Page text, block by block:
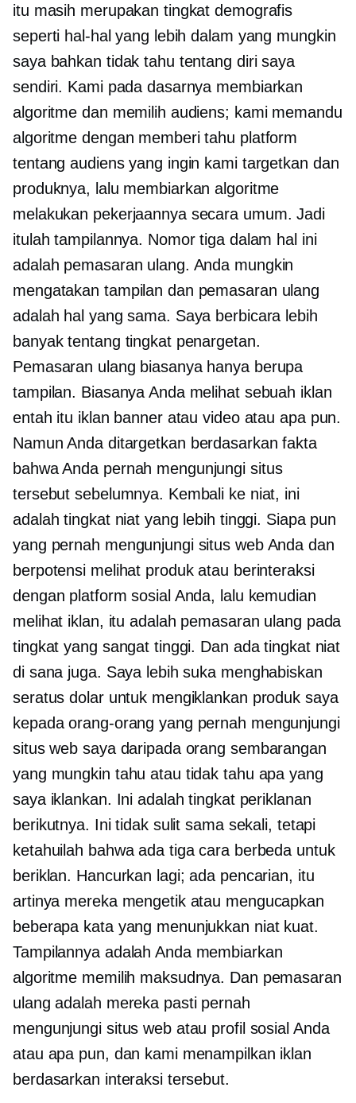
itu masih merupakan tingkat demografis
seperti hal-hal yang lebih dalam yang mungkin
saya bahkan tidak tahu tentang diri saya
sendiri. Kami pada dasarnya membiarkan
algoritme dan memilih audiens; kami memandu
algoritme dengan memberi tahu platform
tentang audiens yang ingin kami targetkan dan
produknya, lalu membiarkan algoritme
melakukan pekerjaannya secara umum. Jadi
itulah tampilannya. Nomor tiga dalam hal ini
adalah pemasaran ulang. Anda mungkin
mengatakan tampilan dan pemasaran ulang
adalah hal yang sama. Saya berbicara lebih
banyak tentang tingkat penargetan.
Pemasaran ulang biasanya hanya berupa
tampilan. Biasanya Anda melihat sebuah iklan
entah itu iklan banner atau video atau apa pun.
Namun Anda ditargetkan berdasarkan fakta
bahwa Anda pernah mengunjungi situs
tersebut sebelumnya. Kembali ke niat, ini
adalah tingkat niat yang lebih tinggi. Siapa pun
yang pernah mengunjungi situs web Anda dan
berpotensi melihat produk atau berinteraksi
dengan platform sosial Anda, lalu kemudian
melihat iklan, itu adalah pemasaran ulang pada
tingkat yang sangat tinggi. Dan ada tingkat niat
di sana juga. Saya lebih suka menghabiskan
seratus dolar untuk mengiklankan produk saya
kepada orang-orang yang pernah mengunjungi
situs web saya daripada orang sembarangan
yang mungkin tahu atau tidak tahu apa yang
saya iklankan. Ini adalah tingkat periklanan
berikutnya. Ini tidak sulit sama sekali, tetapi
ketahuilah bahwa ada tiga cara berbeda untuk
beriklan. Hancurkan lagi; ada pencarian, itu
artinya mereka mengetik atau mengucapkan
beberapa kata yang menunjukkan niat kuat.
Tampilannya adalah Anda membiarkan
algoritme memilih maksudnya. Dan pemasaran
ulang adalah mereka pasti pernah
mengunjungi situs web atau profil sosial Anda
atau apa pun, dan kami menampilkan iklan
berdasarkan interaksi tersebut.